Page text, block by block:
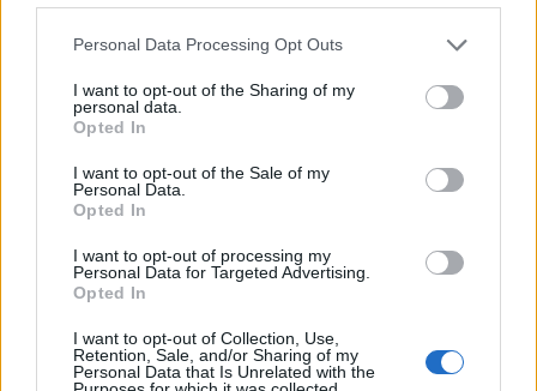
Please note that this website/app uses one or more Google
not limited to your visit or usage behaviour. You may click to
grant or deny consent to Google and its third-party tags to
use your data for below specified purposes in below Google
consent section.
Personal Data Processing Opt Outs
I want to opt-out of the Sharing of my
personal data.
Opted In
I want to opt-out of the Sale of my
Personal Data.
Opted In
I want to opt-out of processing my
Personal Data for Targeted Advertising.
Opted In
I want to opt-out of Collection, Use,
Retention, Sale, and/or Sharing of my
Personal Data that Is Unrelated with the
Πέρα από τη Λισαβόνα: 10 μαγευτικοί προορισμοί
Το καλά κρυμμένο μυστικό της Κρήτης: Το φαράγγι
6 γραφικά χωριά των Κυκλάδων που αξίζει να